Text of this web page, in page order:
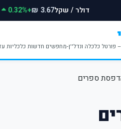
דולר / שקל3.67 ₪
+0.32%
ספרים